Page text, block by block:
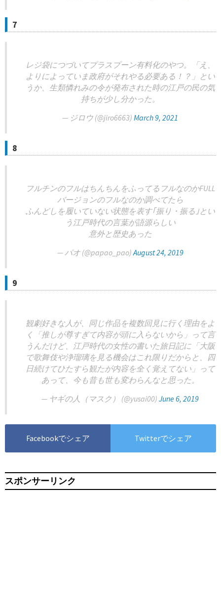
7
レジ袋につづいてプラスプーン有料化のやつ。「え、
よりによっていま政府がそれやる必要ある！？」とい
うか、生類憐れみの令が発布された時の江戸の民の気
持ちが少し分かった。
— ジロウ (@jiro6663) March 9, 2021
8
フルチンのフルはちんちんをふってるフルなのかFULL
バージョンのフルなのか調べてたら
ふんどしを履いていない状態を表す｢振り・振る｣とい
う江戸時代の言葉が語源らしい
意外と歴史あった
— パオ (@papao_pao)August 24, 2019
9
観劇好きな人が、同じ作品を複数回見に行く理由をよ
く「推しが尊すぎて内容が頭に入らないから」って言
うんだけど、江戸時代の女性の書いた旅日記に「大阪
で歌舞伎や浄瑠璃を見る機会はこれ限りだからと、四
日続けてひたすら観たが内容を全く覚えてない」って
あって、今も昔も世も変わらんなと思った。
— ヤギの人（マスク） (@yusai00) June 6, 2019
Facebookでシェア Twitterでシェア
スポンサーリンク